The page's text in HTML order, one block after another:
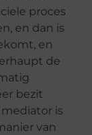
proces
en dan is
en
de
bezit
is
van